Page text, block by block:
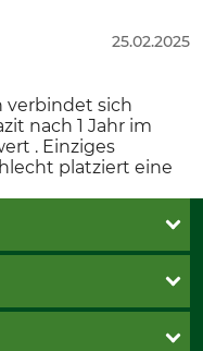
25.02.2025
verbindet sich
nach 1 Jahr im
. Einziges
platziert eine